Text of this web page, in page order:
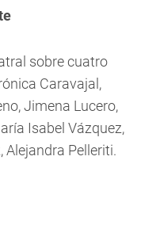
sobre cuatro
Caravajal,
Jimena Lucero,
Isabel Vázquez,
Alejandra Pelleriti.